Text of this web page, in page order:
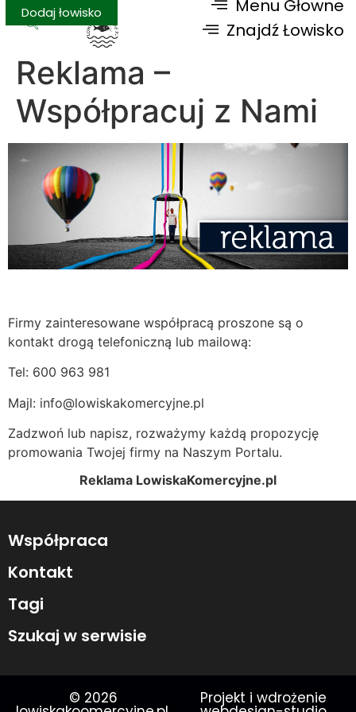
Znajdź Łowisko
Dodaj łowisko Menu Głowne
Reklama –
Współpracuj z Nami
Firmy zainteresowane współpracą proszone są o
kontakt drogą telefoniczną lub mailową:
Tel: 600 963 981
Majl: info@lowiskakomercyjne.pl
Zadzwoń lub napisz, rozważymy każdą propozycję
promowania Twojej firmy na Naszym Portalu.
Reklama LowiskaKomercyjne.pl
Współpraca
Kontakt
Tagi
Szukaj w serwisie
© 2026 Projekt i wdrożenie